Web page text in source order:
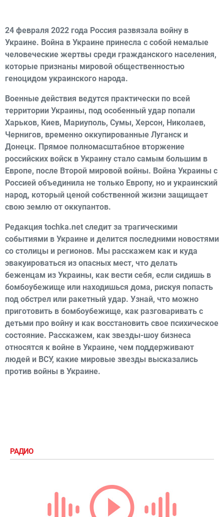
24 февраля 2022 года Россия развязала войну в
Украине. Война в Украине принесла с собой немалые
человеческие жертвы среди гражданского населения,
которые признаны мировой общественностью
геноцидом украинского народа.
Военные действия ведутся практически по всей
территории Украины, под особенный удар попали
Харьков, Киев, Мариуполь, Сумы, Херсон, Николаев,
Чернигов, временно оккупированные Луганск и
Донецк. Прямое полномасштабное вторжение
российских войск в Украину стало самым большим в
Европе, после Второй мировой войны. Война Украины с
Россией объединила не только Европу, но и украинский
народ, который ценой собственной жизни защищает
свою землю от оккупантов.
Редакция tochka.net следит за трагическими
событиями в Украине и делится последними новостями
со столицы и регионов. Мы расскажем как и куда
эвакуироваться из опасных мест, что делать
беженцам из Украины, как вести себя, если сидишь в
бомбоубежище или находишься дома, рискуя попасть
под обстрел или ракетный удар. Узнай, что можно
приготовить в бомбоубежище, как разговаривать с
детьми про войну и как восстановить свое психическое
состояние. Расскажем, как звезды-шоу бизнеса
относятся к войне в Украине, чем поддерживают
людей и ВСУ, какие мировые звезды высказались
против войны в Украине.
РАДИО